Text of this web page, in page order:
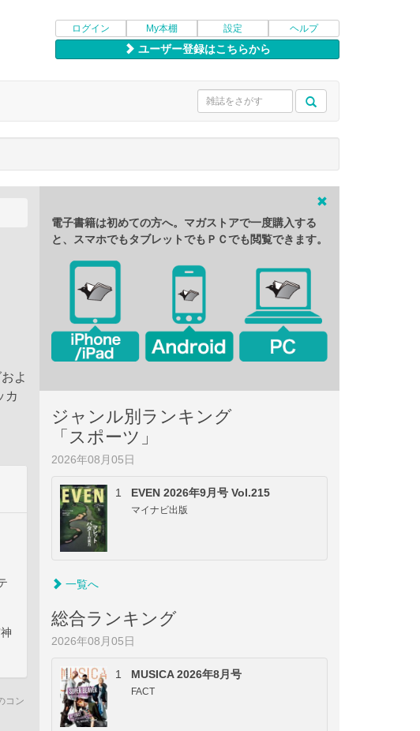
ログイン My本棚 設定 ヘルプ
ユーザー登録はこちらから
よ
カ
コン
電子書籍は初めての方へ。マガストアで一度購入する
と、スマホでもタブレットでもＰＣでも閲覧できます。
ジャンル別ランキング
「スポーツ」
2026年08月05日
1 EVEN 2026年9月号 Vol.215
マイナビ出版
一覧へ
総合ランキング
2026年08月05日
1 MUSICA 2026年8月号
FACT